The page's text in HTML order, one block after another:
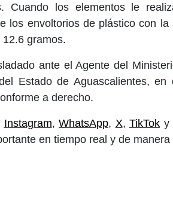
Cuando los elementos le
los envoltorios de plástico con la
gramos.
ante el Agente del
Estado de Aguascalientes, en
a derecho.
Instagram, WhatsApp, X, TikTok y
en tiempo real y de manera